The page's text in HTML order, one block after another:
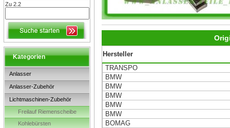
Zu 2.2
Kategorien
Anlasser
Anlasser-Zubehör
Lichtmaschinen-Zubehör
Freilauf Riemenscheibe
Kohlebürsten
Hersteller
TRANSPO
BMW
BMW
BMW
BMW
BMW
BOMAG